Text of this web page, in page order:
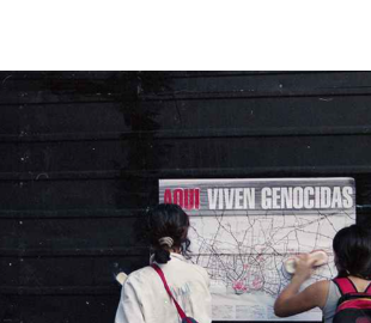
alternativas complementarias de
alrededor de la sala de cine del